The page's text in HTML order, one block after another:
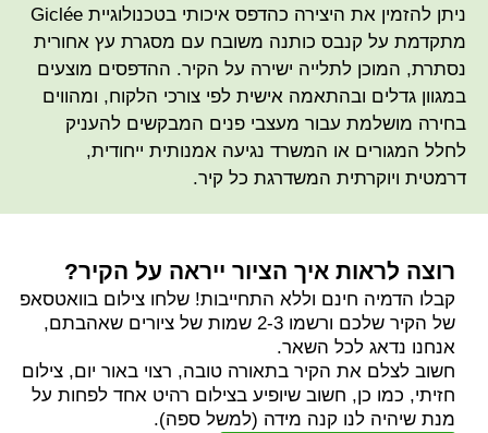
ניתן להזמין את היצירה כהדפס איכותי בטכנולוגיית Giclée
מתקדמת על קנבס כותנה משובח עם מסגרת עץ אחורית
נסתרת, המוכן לתלייה ישירה על הקיר. ההדפסים מוצעים
במגוון גדלים ובהתאמה אישית לפי צורכי הלקוח, ומהווים
בחירה מושלמת עבור מעצבי פנים המבקשים להעניק
לחלל המגורים או המשרד נגיעה אמנותית ייחודית,
דרמטית ויוקרתית המשדרגת כל קיר.
רוצה לראות איך הציור ייראה על הקיר?
קבלו הדמיה חינם וללא התחייבות! שלחו צילום בוואטסאפ
של הקיר שלכם ורשמו 2-3 שמות של ציורים שאהבתם,
אנחנו נדאג לכל השאר.
חשוב לצלם את הקיר בתאורה טובה, רצוי באור יום, צילום
חזיתי, כמו כן, חשוב שיופיע בצילום רהיט אחד לפחות על
מנת שיהיה לנו קנה מידה (למשל ספה).